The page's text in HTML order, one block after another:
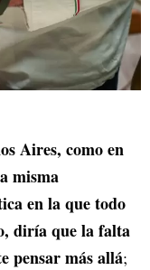
Aires, como en
misma
en la que todo
diría que la falta
pensar más allá;